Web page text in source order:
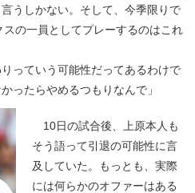
うしかない。そして、今季限りで
の一員としてプレーするのはこれ
っていう可能性だってあるわけで
ったらやめるつもりなんで」
10日の試合後、上原本人も
そう語って引退の可能性に言
及していた。もっとも、実際
には何らかのオファーはある